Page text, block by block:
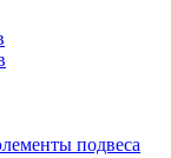
подвеса